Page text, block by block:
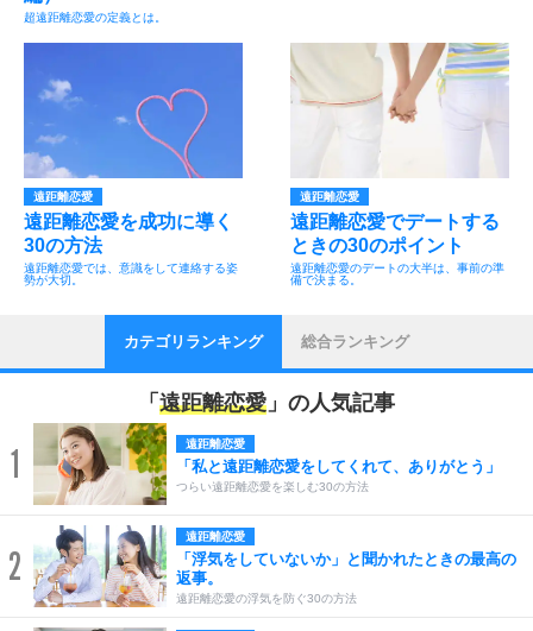
超遠距離恋愛の定義とは。
遠距離恋愛
遠距離恋愛を成功に導く
30の方法
遠距離恋愛では、意識をして連絡する姿
勢が大切。
遠距離恋愛
遠距離恋愛でデートする
ときの30のポイント
遠距離恋愛のデートの大半は、事前の準
備で決まる。
カテゴリランキング 総合ランキング
「 遠距離恋愛 」の人気記事
1 遠距離恋愛
「私と遠距離恋愛をしてくれて、ありがとう」
つらい遠距離恋愛を楽しむ30の方法
2
遠距離恋愛
「浮気をしていないか」と聞かれたときの最高の
返事。
遠距離恋愛の浮気を防ぐ30の方法